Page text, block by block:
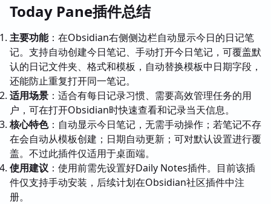
Today Pane插件总结
主要功能：在Obsidian右侧侧边栏自动显示今日的日记笔
记。支持自动创建今日笔记、手动打开今日笔记，可覆盖默
认的日记文件夹、格式和模板，自动替换模板中日期字段，
还能防止重复打开同一笔记。
适用场景 ：适合有每日记录习惯、需要高效管理任务的用
户，可在打开Obsidian时快速查看和记录当天信息。
核心特色：自动显示今日笔记，无需手动操作；若笔记不存
在会自动从模板创建；日期自动更新；可对默认设置进行覆
盖。不过此插件仅适用于桌面端。
使用建议 ：使用前需先设置好Daily Notes插件。目前该插
件仅支持手动安装，后续计划在Obsidian社区插件中注
册。